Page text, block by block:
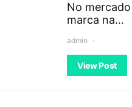
No
marca na…
admin
View Post